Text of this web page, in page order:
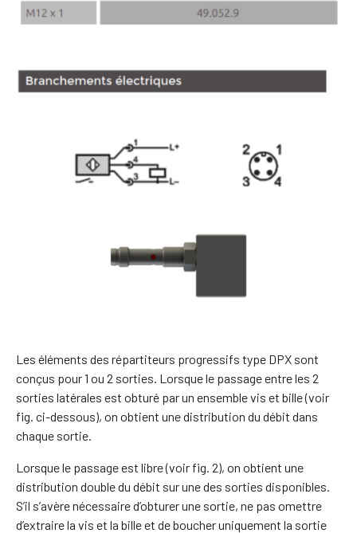
Les éléments des répartiteurs progressifs type DPX sont
conçus pour 1 ou 2 sorties. Lorsque le passage entre les 2
sorties latérales est obturé par un ensemble vis et bille (voir
fig. ci-dessous), on obtient une distribution du débit dans
chaque sortie.
Lorsque le passage est libre (voir fig. 2), on obtient une
distribution double du débit sur une des sorties disponibles.
S’il s’avère nécessaire d’obturer une sortie, ne pas omettre
d’extraire la vis et la bille et de boucher uniquement la sortie